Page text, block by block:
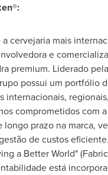
®:
a cervejaria mais
e
premium. Liderado
possui um portfólio
internacionais,
comprometidos com
prazo na marca,
de custos
a Better World"
está